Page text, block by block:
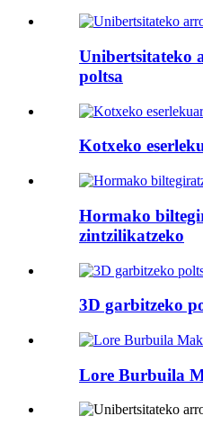
Unibertsitateko
poltsa
Kotxeko
Hormako
zintzilikatzeko
3D garbitzeko
Lore Burbuila